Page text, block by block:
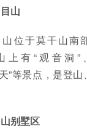
山
位于莫干山南
上有“观音洞”
”等景点，是登
别墅区